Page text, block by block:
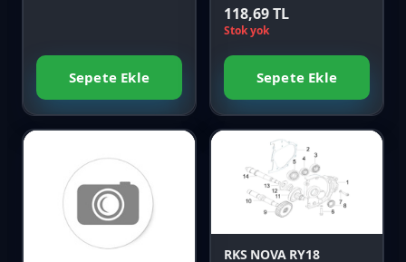
Sepete Ekle
118,69 TL
Stok yok
Sepete Ekle
Favori
Karşılaştır
Favori
Karşılaştır
Önizle
RKS NOVA RY18